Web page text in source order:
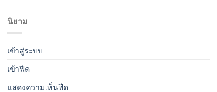
นิยาม
เข้าสู่ระบบ
เข้าฟีด
แสดงความเห็นฟีด